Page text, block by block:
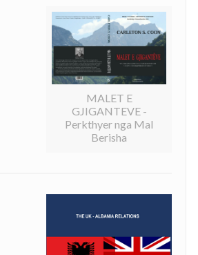
MALET E
GJIGANTEVE -
Perkthyer nga Mal
Berisha